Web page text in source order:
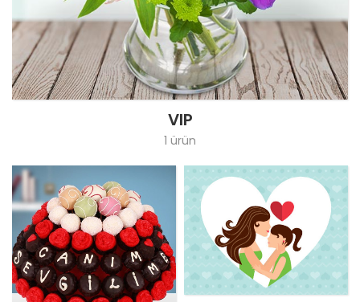
VIP
1 ürün